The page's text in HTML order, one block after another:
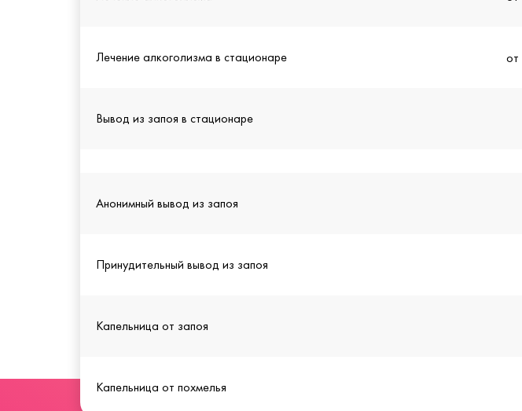
Лечение алкоголизма в стационаре от
Вывод из запоя в стационаре
Анонимный вывод из запоя
Принудительный вывод из запоя
Капельница от запоя
Капельница от похмелья